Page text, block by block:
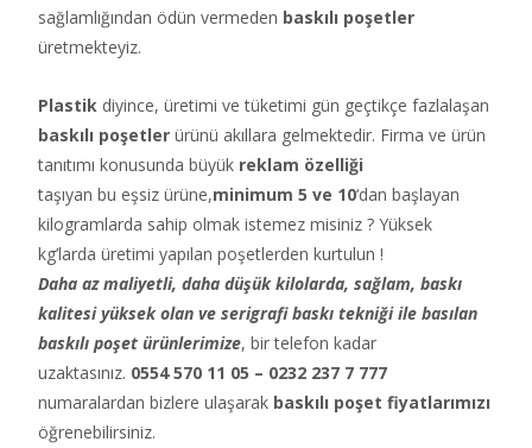
sağlamlığından ödün vermeden baskılı poşetler
üretmekteyiz.
Plastik diyince, üretimi ve tüketimi gün geçtikçe fazlalaşan
baskılı poşetler ürünü akıllara gelmektedir. Firma ve ürün
tanıtımı konusunda büyük reklam özelliği
taşıyan bu eşsiz ürüne,minimum 5 ve 10‘dan başlayan
kilogramlarda sahip olmak istemez misiniz ? Yüksek
kg’larda üretimi yapılan poşetlerden kurtulun !
Daha az maliyetli, daha düşük kilolarda, sağlam, baskı
kalitesi yüksek olan ve serigrafi baskı tekniği ile basılan
baskılı poşet ürünlerimize, bir telefon kadar
uzaktasınız. 0554 570 11 05 – 0232 237 7 777
numaralardan bizlere ulaşarak baskılı poşet fiyatlarımızı
öğrenebilirsiniz.